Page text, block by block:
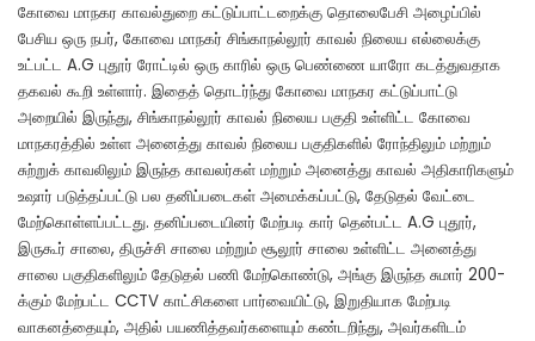
கோவை மாநகர காவல்துறை கட்டுப்பாட்டறைக்கு தொலைபேசி அழைப்பில்
பேசிய ஒரு நபர், கோவை மாநகர் சிங்காநல்லூர் காவல் நிலைய எல்லைக்கு
உட்பட்ட A.G புதூர் ரோட்டில் ஒரு காரில் ஒரு பெண்ணை யாரோ கடத்துவதாக
தகவல் கூறி உள்ளார். இதைத் தொடர்ந்து கோவை மாநகர கட்டுப்பாட்டு
அறையில் இருந்து, சிங்காநல்லூர் காவல் நிலைய பகுதி உள்ளிட்ட கோவை
மாநகரத்தில் உள்ள அனைத்து காவல் நிலைய பகுதிகளில் ரோந்திலும் மற்றும்
சுற்றுக் காவலிலும் இருந்த காவலர்கள் மற்றும் அனைத்து காவல் அதிகாரிகளும்
உஷார் படுத்தப்பட்டு பல தனிப்படைகள் அமைக்கப்பட்டு, தேடுதல் வேட்டை
மேற்கொள்ளப்பட்டது. தனிப்படையினர் மேற்படி கார் தென்பட்ட A.G புதூர்,
இருகூர் சாலை, திருச்சி சாலை மற்றும் சூலூர் சாலை உள்ளிட்ட அனைத்து
சாலை பகுதிகளிலும் தேடுதல் பணி மேற்கொண்டு, அங்கு இருந்த சுமார் 200-
க்கும் மேற்பட்ட CCTV காட்சிகளை பார்வையிட்டு, இறுதியாக மேற்படி
வாகனத்தையும், அதில் பயணித்தவர்களையும் கண்டறிந்து, அவர்களிடம்